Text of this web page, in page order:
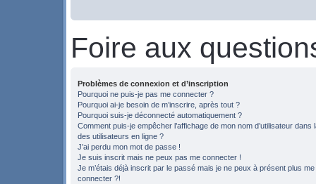
Foire aux
Problèmes de connexion et d’inscription
Pourquoi ne puis-je pas me connecter ?
Pourquoi ai-je besoin de m’inscrire, après tout ?
Pourquoi suis-je déconnecté automatiquement ?
Comment puis-je empêcher l’affichage de mon nom d’utilisateur dans
des utilisateurs en ligne ?
J’ai perdu mon mot de passe !
Je suis inscrit mais ne peux pas me connecter !
Je m’étais déjà inscrit par le passé mais je ne peux à présent plus me
connecter ?!